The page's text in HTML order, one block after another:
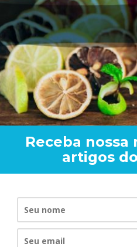
um purê, na sequência
demais ingredientes com gelo e
coagem, sirva em uma taça
para aromatizar a taça.
APPLE DON CAMALEONE
Receba
artigos